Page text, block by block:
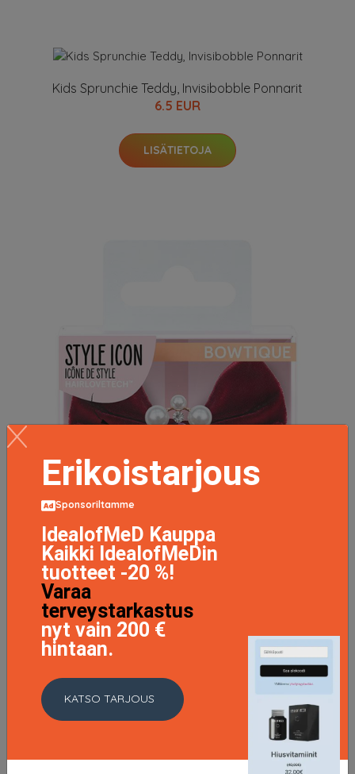
Kids Sprunchie Teddy, Invisibobble Ponnarit
6.5 EUR
LISÄTIETOJA
Invisibobble Bowtique British Royal Take A Brake
11.9 EUR
Erikoistarjous
Sponsoriltamme
IdealofMeD Kauppa
Kaikki IdealofMeDin
tuotteet -20 %!
Varaa
terveystarkastus
nyt vain 200 €
hintaan.
KATSO TARJOUS